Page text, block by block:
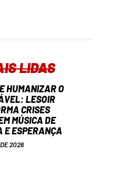
LIDAS
HUMANIZAR O
LESOIR
CRISES
MÚSICA DE
E ESPERANÇA
2026